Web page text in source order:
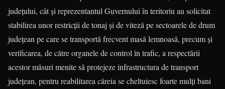
județului, cât și reprezentantul Guvernului în teritoriu au solicitat
stabilirea unor restricţii de tonaj şi de viteză pe sectoarele de drum
judeţean pe care se transportă frecvent masă lemnoasă, precum şi
verificarea, de către organele de control în trafic, a respectării
acestor măsuri menite să protejeze infrastructura de transport
judeţean, pentru reabilitarea căreia se cheltuiesc foarte mulţi bani